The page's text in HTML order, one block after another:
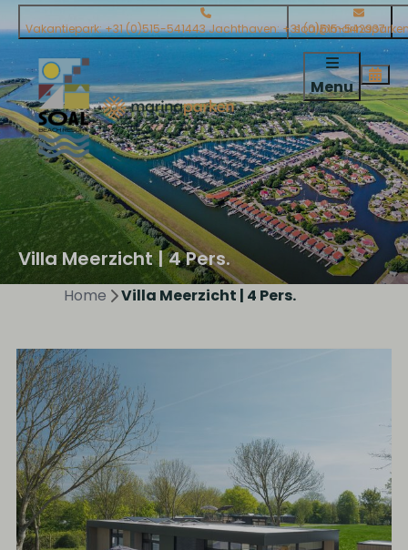
Vakantiepark: +31 (0)515-541443 Jachthaven: +31 (0)515-542937
Menu
Villa Meerzicht | 4 Pers.
Home Villa Meerzicht | 4 Pers.